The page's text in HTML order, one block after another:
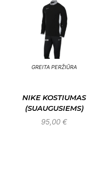
GREITA PERŽIŪRA
NIKE KOSTIUMAS
(SUAUGUSIEMS)
95,00 €